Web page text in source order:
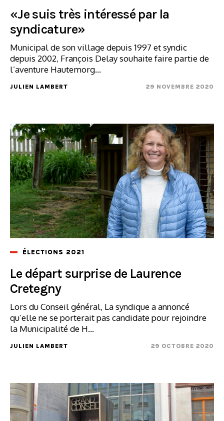
«Je suis très intéressé par la
syndicature»
Municipal de son village depuis 1997 et syndic
depuis 2002, François Delay souhaite faire partie de
l’aventure Hautemorg...
JULIEN LAMBERT 29 NOVEMBRE 2020
ÉLECTIONS 2021
Le départ surprise de Laurence
Cretegny
Lors du Conseil général, La syndique a annoncé
qu’elle ne se porterait pas candidate pour rejoindre
la Municipalité de H...
JULIEN LAMBERT 29 OCTOBRE 2020